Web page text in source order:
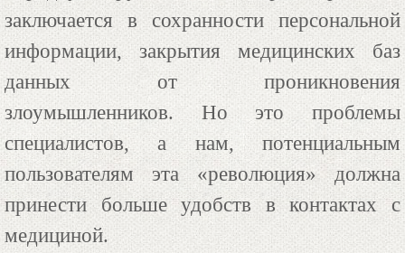
заключается в сохранности персональной
информации, закрытия медицинских баз
данных от проникновения
злоумышленников. Но это проблемы
специалистов, а нам, потенциальным
пользователям эта «революция» должна
принести больше удобств в контактах с
медициной.